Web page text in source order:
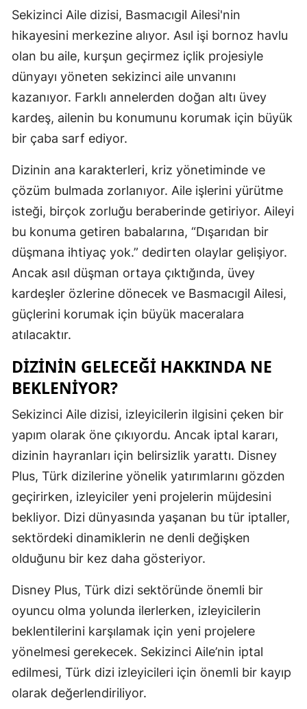
Ordu
Rize
Samsun
Sinop
Tekirdağ
Tokat
Trabzon
Uşak
Zonguldak
Aksaray
Bayburt
Batman
Bartın
Ardahan
Sekizinci Aile dizisi, Basmacıgil Ailesi'nin
hikayesini merkezine alıyor. Asıl işi bornoz havlu
olan bu aile, kurşun geçirmez içlik projesiyle
dünyayı yöneten sekizinci aile unvanını
kazanıyor. Farklı annelerden doğan altı üvey
kardeş, ailenin bu konumunu korumak için büyük
bir çaba sarf ediyor.
Dizinin ana karakterleri, kriz yönetiminde ve
çözüm bulmada zorlanıyor. Aile işlerini yürütme
isteği, birçok zorluğu beraberinde getiriyor. Aileyi
bu konuma getiren babalarına, “Dışarıdan bir
düşmana ihtiyaç yok.” dedirten olaylar gelişiyor.
Ancak asıl düşman ortaya çıktığında, üvey
kardeşler özlerine dönecek ve Basmacıgil Ailesi,
güçlerini korumak için büyük maceralara
atılacaktır.
DIZININ GELECEĞI HAKKINDA NE
BEKLENIYOR?
Sekizinci Aile dizisi, izleyicilerin ilgisini çeken bir
yapım olarak öne çıkıyordu. Ancak iptal kararı,
dizinin hayranları için belirsizlik yarattı. Disney
Plus, Türk dizilerine yönelik yatırımlarını gözden
geçirirken, izleyiciler yeni projelerin müjdesini
bekliyor. Dizi dünyasında yaşanan bu tür iptaller,
sektördeki dinamiklerin ne denli değişken
olduğunu bir kez daha gösteriyor.
Disney Plus, Türk dizi sektöründe önemli bir
oyuncu olma yolunda ilerlerken, izleyicilerin
beklentilerini karşılamak için yeni projelere
yönelmesi gerekecek. Sekizinci Aile’nin iptal
edilmesi, Türk dizi izleyicileri için önemli bir kayıp
olarak değerlendiriliyor.